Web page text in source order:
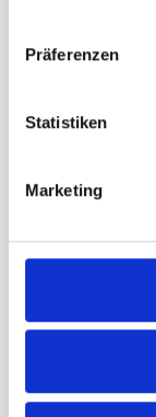
Präferenzen
Statistiken
Marketing
Frame